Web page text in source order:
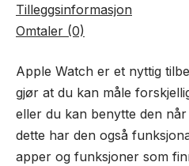
Tilleggsinformasjon
Omtaler (0)
Apple Watch er et nyttig
gjør at du kan måle
eller du kan benytte den
dette har den også
apper og funksjoner som